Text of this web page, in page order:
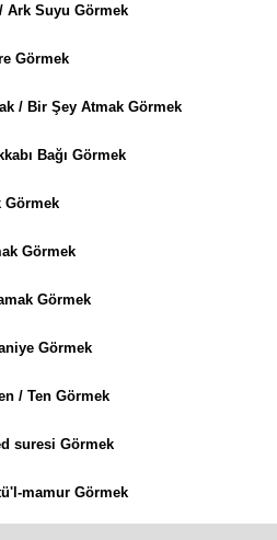
Ark Suyu Görmek
Görmek
/ Bir Şey Atmak Görmek
Bağı Görmek
Görmek
Görmek
Görmek
Görmek
/ Ten Görmek
suresi Görmek
mamur Görmek